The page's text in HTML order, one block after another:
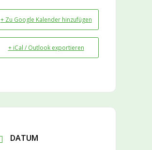
+ Zu Google Kalender hinzufügen
+ iCal / Outlook exportieren
DATUM